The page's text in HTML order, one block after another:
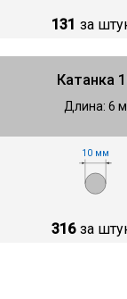
131 за
Катанка
Длина: 6 м
10 мм
316 за